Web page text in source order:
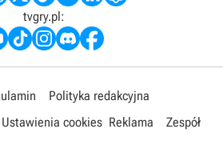
tvgry.pl:
Polityka redakcyjna
Ustawienia cookies Reklama
Zespół